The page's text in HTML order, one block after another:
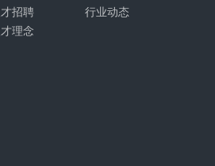
才招聘
才理念
行业动态